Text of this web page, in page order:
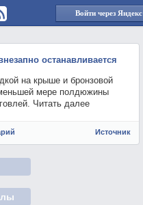
Войти через Яндекс
останавливается
на крыше и бронзовой
мере полдюжины
Читать далее
Источник